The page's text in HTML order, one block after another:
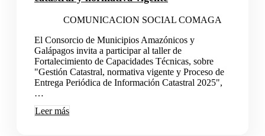
COMUNICACION SOCIAL COMAGA
El Consorcio de Municipios Amazónicos y
Galápagos invita a participar al taller de
Fortalecimiento de Capacidades Técnicas, sobre
"Gestión Catastral, normativa vigente y Proceso de
Entrega Periódica de Información Catastral 2025",
…
Leer más